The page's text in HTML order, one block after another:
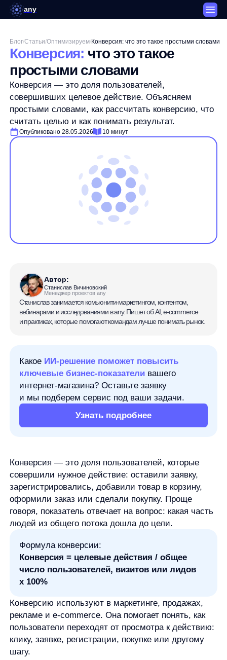
any
Конверсия:что это такое
простыми словами
Конверсия — это доля пользователей,
совершивших целевое действие. Объясняем
простыми словами, как рассчитать конверсию, что
считать целью и как понимать результат.
Опубликовано 28.05.2026 10 минут
Станислав Вичиновский
и практиках, которые помогают командам лучше понимать рынок.
КакоеИИ-решение поможет повысить
ключевые бизнес-показателивашего
интернет-магазина? Оставьте заявку
Конверсия — это доля пользователей, которые
совершили нужное действие: оставили заявку,
зарегистрировались, добавили товар в корзину,
оформили заказ или сделали покупку. Проще
Формула конверсии:
Конверсия = целевые действия / общее
число пользователей, визитов или лидов
x 100%
Конверсию используют в маркетинге, продажах,
рекламе и e-commerce. Она помогает понять, как
клику, заявке, регистрации, покупке или другому
шагу.
Сам по себе процент ещё не объясняет всю
ситуацию. Один и тот же показатель может быть
другой. Поэтому конверсию нужно считать
по понятной цели и оценивать в контексте.
Что такое конверсия простыми
словами